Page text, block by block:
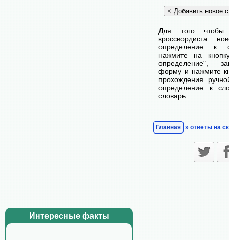
Интересные факты
Для того чтобы
кроссвордиста
определение к
нажмите на
определение",
форму и нажмите
прохождения
определение к
словарь.
Главная » ответы на